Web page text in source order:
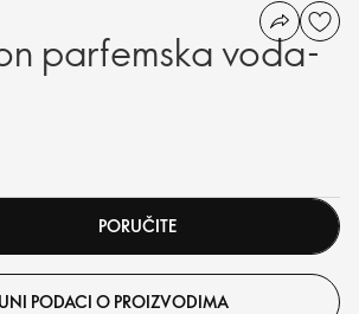
parfemska voda-
PORUČITE
PODACI O PROIZVODIMA